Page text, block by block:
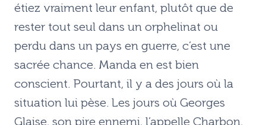
étiez vraiment leur enfant, plutôt que de
rester tout seul dans un orphelinat ou
perdu dans un pays en guerre, c’est une
sacrée chance. Manda en est bien
conscient. Pourtant, il y a des jours où la
situation lui pèse. Les jours où Georges
Glaise, son pire ennemi, l’appelle Charbon,